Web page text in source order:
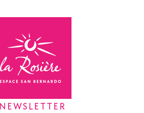
Torna alla home page
NEWSLETTER